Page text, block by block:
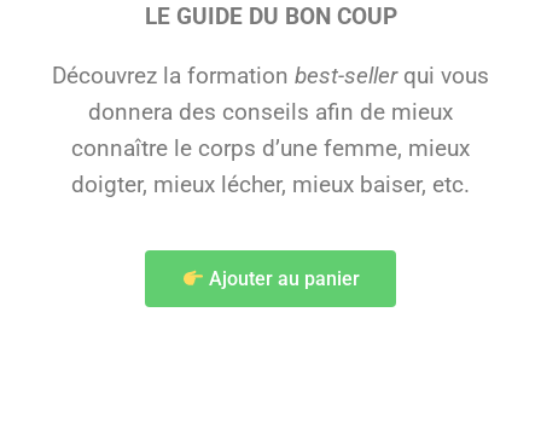
LE GUIDE DU BON COUP
Découvrez la formation best-sellerqui vous
donnera des conseils afin de mieux
connaître le corps d’une femme, mieux
doigter, mieux lécher, mieux baiser, etc.
Ajouter au panier